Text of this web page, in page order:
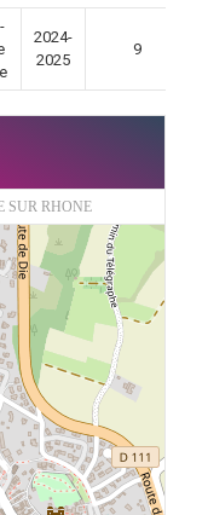
2024-
2025
9
SUR RHONE